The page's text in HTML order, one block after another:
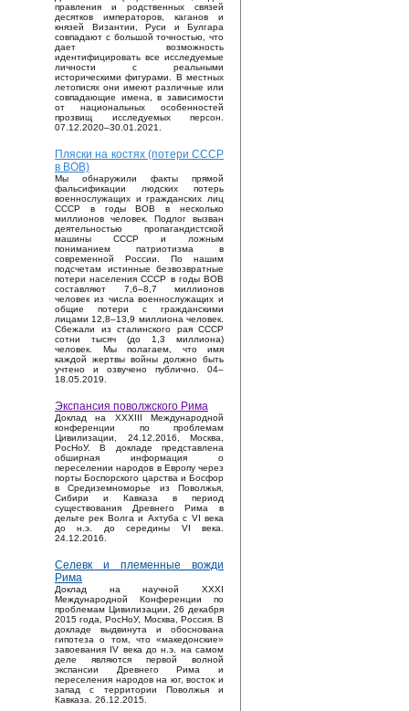
правления и родственных связей
десятков императоров, каганов и
князей Византии, Руси и Булгара
совпадают с большой точностью, что
дает возможность
идентифицировать все исследуемые
личности с реальными
историческими фигурами. В местных
летописях они имеют различные или
совпадающие имена, в зависимости
от национальных особенностей
прозвищ исследуемых персон.
07.12.2020–30.01.2021.
Пляски на костях (потери СССР
в ВОВ)
Мы обнаружили факты прямой
фальсификации людских потерь
военнослужащих и гражданских лиц
СССР в годы ВОВ в несколько
миллионов человек. Подлог вызван
деятельностью пропагандистской
машины СССР и ложным
пониманием патриотизма в
современной России. По нашим
подсчетам истинные безвозвратные
потери населения СССР в годы ВОВ
составляют 7,6–8,7 миллионов
человек из числа военнослужащих и
общие потери с гражданскими
лицами 12,8–13,9 миллиона человек.
Сбежали из сталинского рая СССР
сотни тысяч (до 1,3 миллиона)
человек. Мы полагаем, что имя
каждой жертвы войны должно быть
учтено и озвучено публично. 04–
18.05.2019.
Экспансия поволжского Рима
Доклад на XXXIII Международной
конференции по проблемам
Цивилизации, 24.12.2016, Москва,
РосНоУ. В докладе представлена
обширная информация о
переселении народов в Европу через
порты Боспорского царства и Босфор
в Средиземноморье из Поволжья,
Сибири и Кавказа в период
существования Древнего Рима в
дельте рек Волга и Ахтуба с VI века
до н.э. до середины VI века.
24.12.2016.
Селевк и племенные вожди
Рима
Доклад на научной XXXI
Международной Конференции по
проблемам Цивилизации, 26 декабря
2015 года, РосНоУ, Москва, Россия. В
докладе выдвинута и обоснована
гипотеза о том, что «македонские»
завоевания IV века до н.э. на самом
деле являются первой волной
экспансии Древнего Рима и
переселения народов на юг, восток и
запад с территории Поволжья и
Кавказа. 26.12.2015.